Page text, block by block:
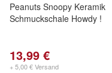
Peanuts Snoopy Keramik
Schmuckschale Howdy !
13,99 €
+ 5,00 € Versand